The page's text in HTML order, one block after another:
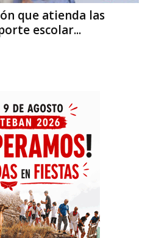
que atienda las
escolar...